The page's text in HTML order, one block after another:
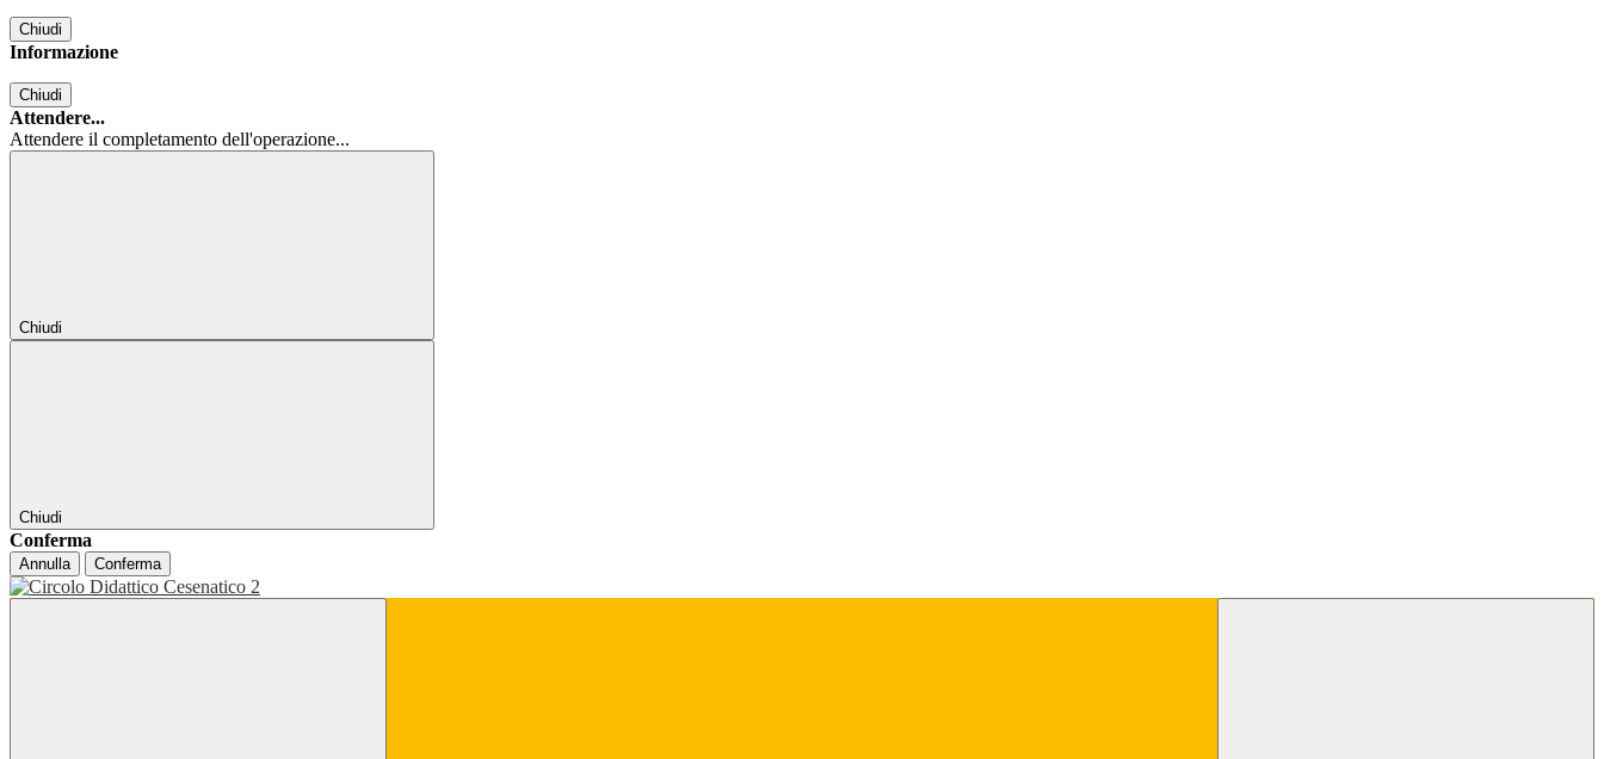
Chiudi
Informazione
Chiudi
Attendere...
Attendere il completamento dell'operazione...
Chiudi
Chiudi
Conferma
Annulla Conferma